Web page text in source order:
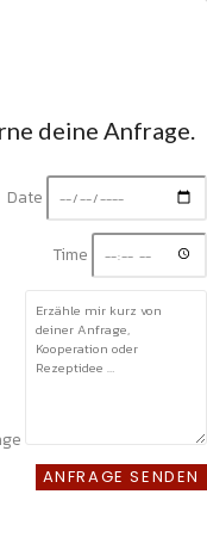
deine Anfrage.
Date
Time
ANFRAGE SENDEN